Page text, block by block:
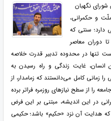
نگهبان
و حکمرانی،
سنتی که
دوران معاصر
تنها در محدوده تدبیر قدرت خلاصه
انسان، غایت زندگی و راه رسیدن به
کامل می‌دانستند که زمامدار، از
را از سطح نیازهای روزمره فراتر برده
در این اندیشه، مبتنی بر این فرض
هدایت آن نزد «حکیم» باشد؛ حکیمی